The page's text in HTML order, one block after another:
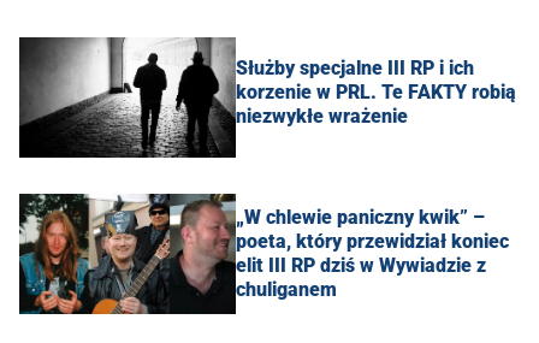
Służby specjalne III RP i ich
korzenie w PRL. Te FAKTY robią
niezwykłe wrażenie
„W chlewie paniczny kwik” –
poeta, który przewidział koniec
elit III RP dziś w Wywiadzie z
chuliganem